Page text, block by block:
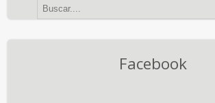
Facebook